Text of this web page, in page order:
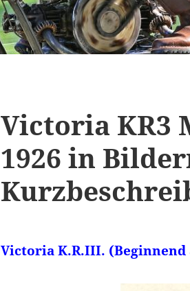
Victoria KR3
1926 in
Victoria K.R.III. (Beginnend